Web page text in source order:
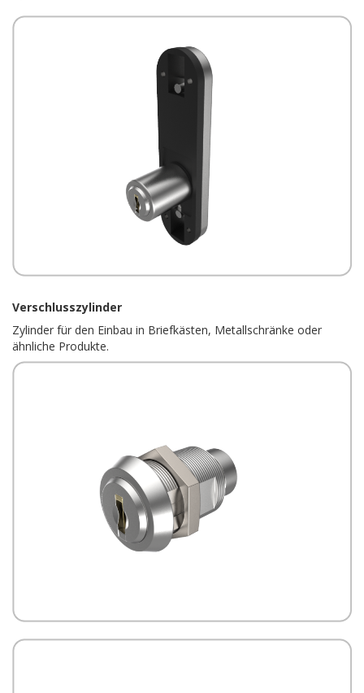
Verschlusszylinder
Zylinder für den Einbau in Briefkästen, Metallschränke oder
ähnliche Produkte.